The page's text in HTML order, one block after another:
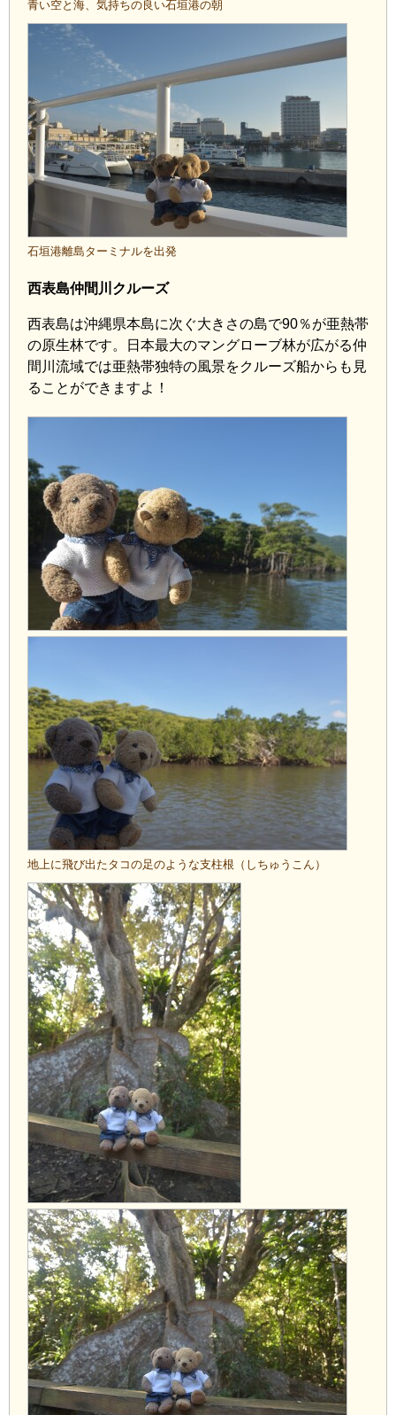
青い空と海、気持ちの良い石垣港の朝
石垣港離島ターミナルを出発
西表島仲間川クルーズ
西表島は沖縄県本島に次ぐ大きさの島で90％が亜熱帯
の原生林です。日本最大のマングローブ林が広がる仲
間川流域では亜熱帯独特の風景をクルーズ船からも見
ることができますよ！
地上に飛び出たタコの足のような支柱根（しちゅうこん）